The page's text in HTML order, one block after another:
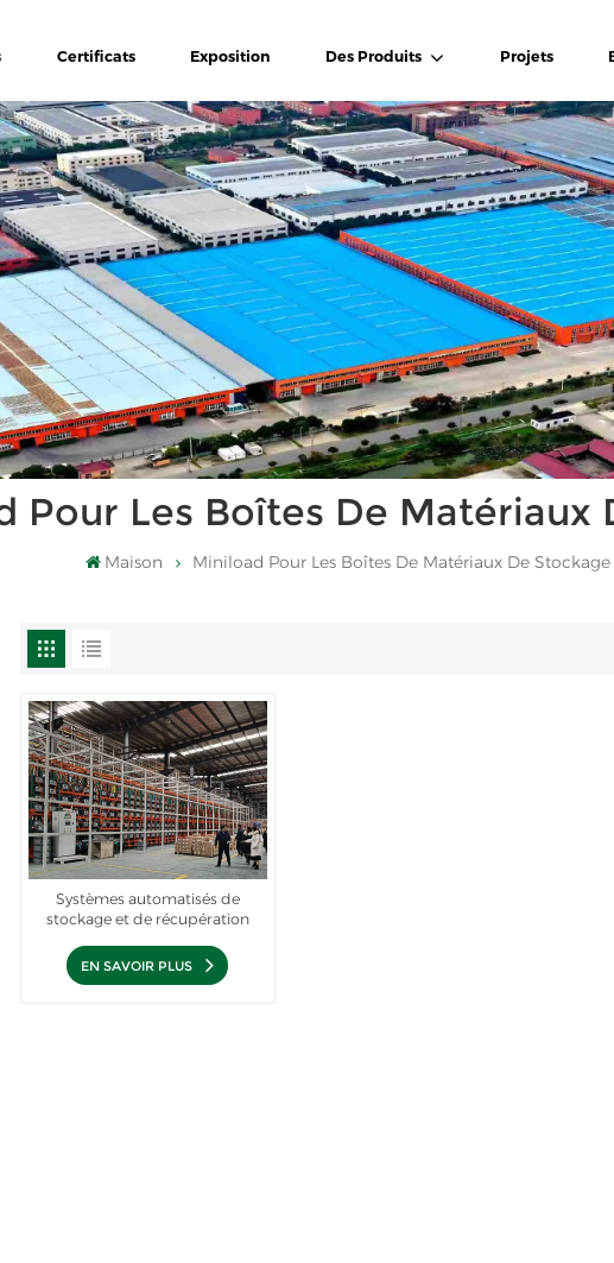
Certificats Exposition Des Produits Projets
Pour Les Boîtes De Matériaux
Maison Miniload Pour Les Boîtes De Matériaux De Stockage
Systèmes automatisés de
stockage et de récupération
EN SAVOIR PLUS